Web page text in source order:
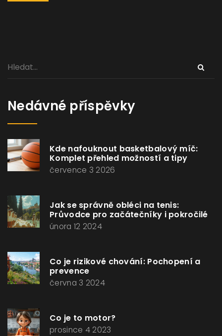
Nedávné příspěvky
Kde nafouknout basketbalový míč:
Komplet přehled možností a tipy
července 3 2026
Jak se správně obléci na tenis:
Průvodce pro začátečníky i pokročilé
února 12 2024
Co je rizikové chování: Pochopení a
prevence
června 3 2024
Co je to motor?
prosince 4 2023